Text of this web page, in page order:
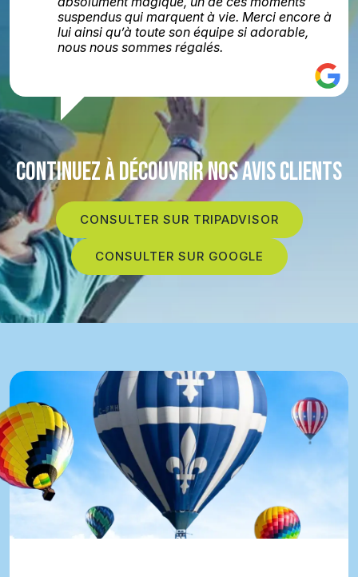
suspendus qui marquent à vie. Merci encore à
lui ainsi qu’à toute son équipe si adorable,
nous nous sommes régalés.
CONTINUEZ À DÉCOUVRIR NOS AVIS CLIENTS
CONSULTER SUR TRIPADVISOR
CONSULTER SUR GOOGLE